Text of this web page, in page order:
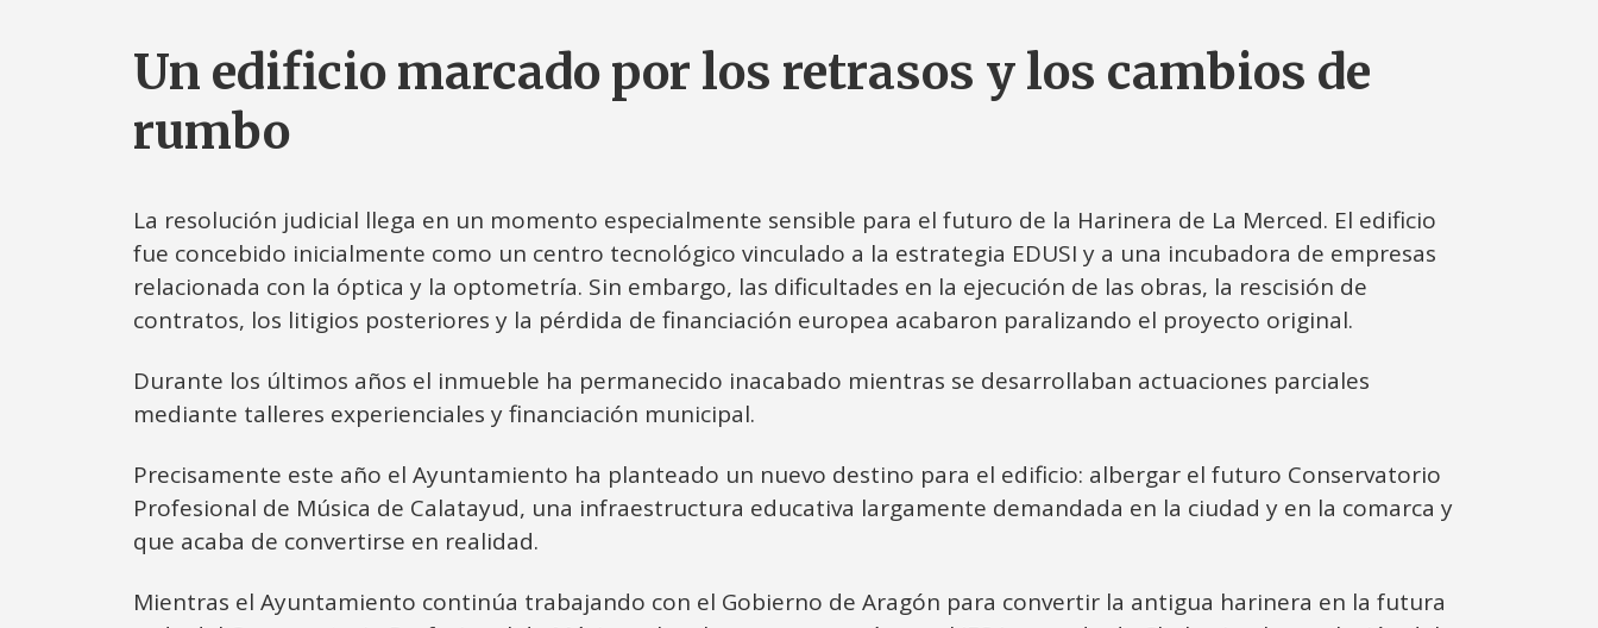
Un edificio marcado por los retrasos y los cambios de
rumbo
La resolución judicial llega en un momento especialmente sensible para el futuro de la Harinera de La Merced. El edificio
fue concebido inicialmente como un centro tecnológico vinculado a la estrategia EDUSI y a una incubadora de empresas
relacionada con la óptica y la optometría. Sin embargo, las dificultades en la ejecución de las obras, la rescisión de
contratos, los litigios posteriores y la pérdida de financiación europea acabaron paralizando el proyecto original.
Durante los últimos años el inmueble ha permanecido inacabado mientras se desarrollaban actuaciones parciales
mediante talleres experienciales y financiación municipal.
Precisamente este año el Ayuntamiento ha planteado un nuevo destino para el edificio: albergar el futuro Conservatorio
Profesional de Música de Calatayud, una infraestructura educativa largamente demandada en la ciudad y en la comarca y
que acaba de convertirse en realidad.
Mientras el Ayuntamiento continúa trabajando con el Gobierno de Aragón para convertir la antigua harinera en la futura